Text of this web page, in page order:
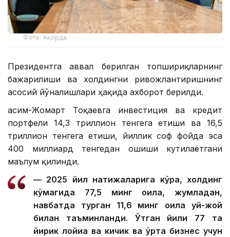
Фото: Ақорда
Президентга аввал берилган топшириқларнинг
бажарилиши ва холдингни ривожлантиришнинг
асосий йўналишлари ҳақида ахборот берилди.
Қасим-Жомарт Тоқаевга инвестиция ва кредит
портфели 14,3 триллион тенгега етиши ва 16,5
триллион тенгега етиши, йиллик соф фойда эса
400 миллиард тенгедан ошиши кутилаётгани
маълум қилинди.
— 2025 йил натижаларига кўра, холдинг
кўмагида 77,5 минг оила, жумладан,
навбатда турган 11,6 минг оила уй-жой
билан таъминланди. Ўтган йили 77 та
йирик лойиҳа ва кичик ва ўрта бизнес учун